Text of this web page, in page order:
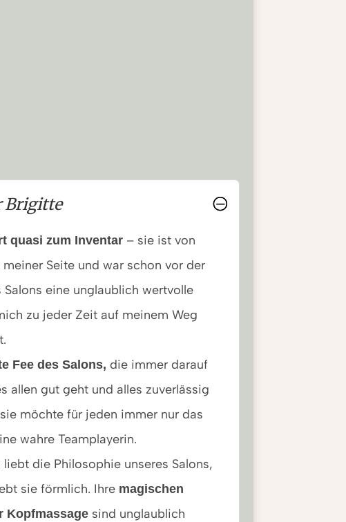
Brigitte
quasi zum Inventar – sie ist von
Seite und war schon vor der
Salons eine unglaublich wertvolle
zu jeder Zeit auf meinem Weg
Fee des Salons, die immer darauf
allen gut geht und alles zuverlässig
möchte für jeden immer nur das
wahre Teamplayerin.
liebt die Philosophie unseres Salons,
sie förmlich. Ihre magischen
Kopfmassage sind unglaublich